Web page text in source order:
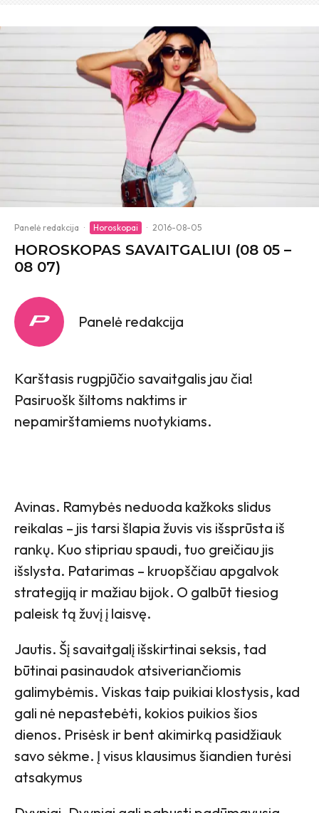
Panelė redakcija · Horoskopai · 2016-08-05
HOROSKOPAS SAVAITGALIUI (08 05 –
08 07)
Panelė redakcija
Karštasis rugpjūčio savaitgalis jau čia!
Pasiruošk šiltoms naktims ir
nepamirštamiems nuotykiams.
Avinas. Ramybės neduoda kažkoks slidus
reikalas – jis tarsi šlapia žuvis vis išsprūsta iš
rankų. Kuo stipriau spaudi, tuo greičiau jis
išslysta. Patarimas – kruopščiau apgalvok
strategiją ir mažiau bijok. O galbūt tiesiog
paleisk tą žuvį į laisvę.
Jautis. Šį savaitgalį išskirtinai seksis, tad
būtinai pasinaudok atsiveriančiomis
galimybėmis. Viskas taip puikiai klostysis, kad
gali nė nepastebėti, kokios puikios šios
dienos. Prisėsk ir bent akimirką pasidžiauk
savo sėkme. Į visus klausimus šiandien turėsi
atsakymus